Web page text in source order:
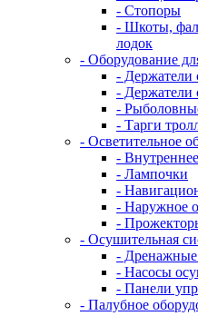
- Стопоры
- Шкоты,
лодок
- Оборудование
- Держатели
- Держатели
-
- Тарги
- Осветительное
-
- Лампочки
-
- Наружное
-
- Осушительная
- Дренажные
- Насосы
- Панели
- Палубное